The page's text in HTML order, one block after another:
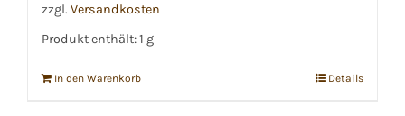
zzgl. Versandkosten
Produkt enthält: 1 g
In den Warenkorb Details